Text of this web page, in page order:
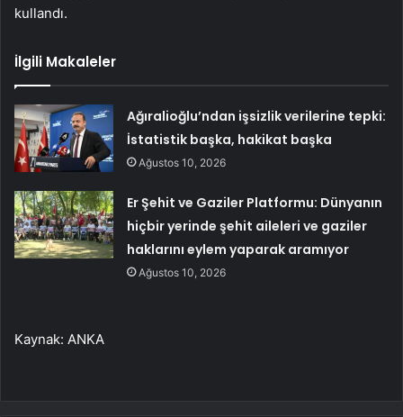
kullandı.
İlgili Makaleler
Ağıralioğlu’ndan işsizlik verilerine tepki:
İstatistik başka, hakikat başka
Ağustos 10, 2026
Er Şehit ve Gaziler Platformu: Dünyanın
hiçbir yerinde şehit aileleri ve gaziler
haklarını eylem yaparak aramıyor
Ağustos 10, 2026
Kaynak: ANKA